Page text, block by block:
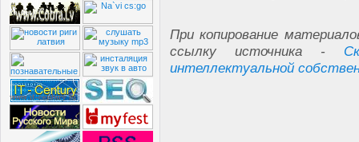
При копирование
ссылку источника -
интеллектуальной